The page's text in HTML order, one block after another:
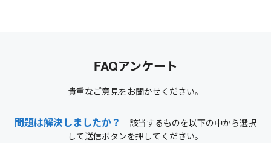
FAQアンケート
貴重なご意見をお聞かせください。
問題は解決しましたか？
該当するものを以下の中から選択
して送信ボタンを押してください。